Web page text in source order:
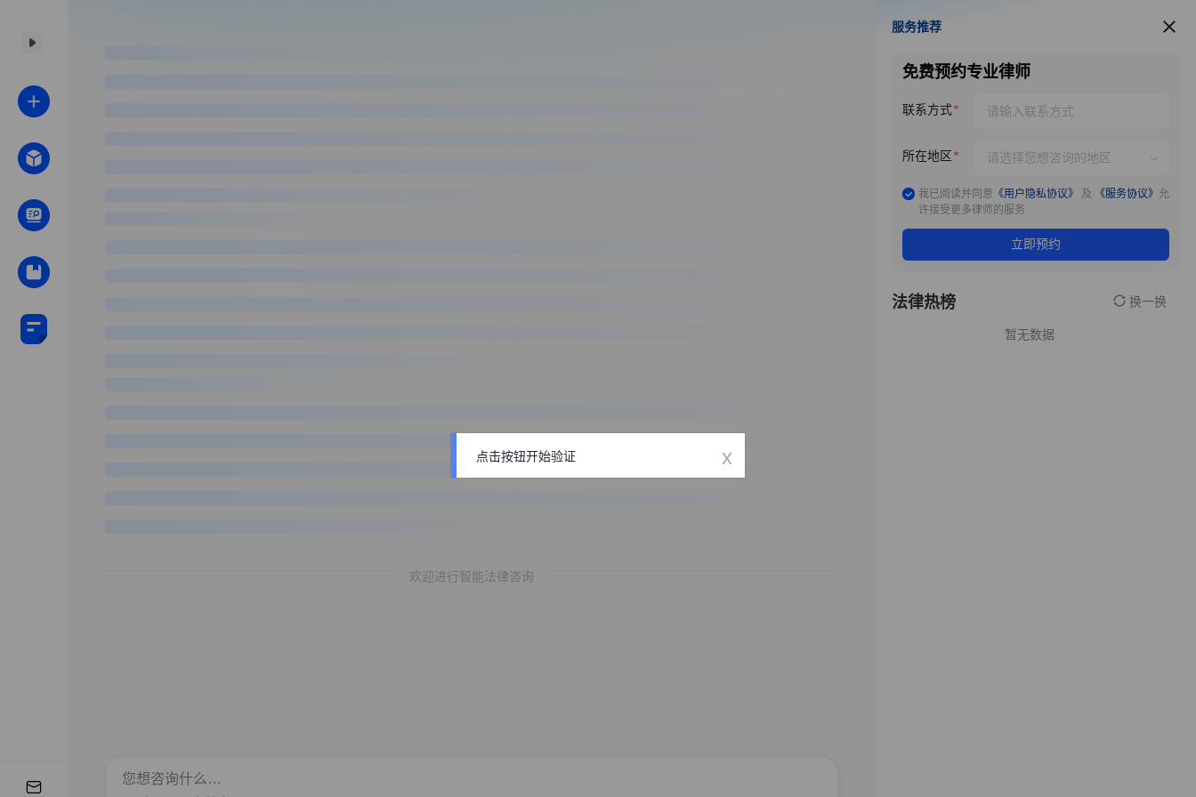
欢迎进行智能法律咨询
服务推荐
服务推荐
免费预约专业律师
联系方式
所在地区
我已阅读并同意 《用户隐私协议》 及 《服务协议》 允
许接受更多律师的服务
立即预约
法律热榜 换一换
暂无数据
点击按钮开始验证 x